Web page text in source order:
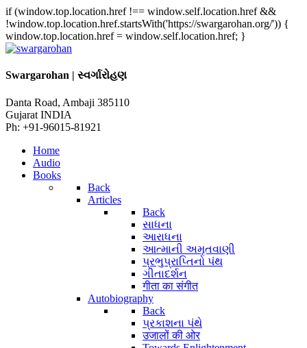
if (window.top.location.href !== window.self.location.href &&
!window.top.location.href.startsWith('https://swargarohan.org/')) {
window.top.location.href = window.self.location.href; }
Swargarohan | સ્વર્ગારોહણ
Danta Road, Ambaji 385110
Gujarat INDIA
Ph: +91-96015-81921
Home
Audio
Books
Back
Articles
Back
સાધના
આરાધના
આત્માની અમૃતવાણી
પ્રભુપ્રાપ્તિનો પંથ
ગીતાદર્શન
गीता का संगीत
Autobiography
Back
પ્રકાશના પંથે
उजालों की ओर